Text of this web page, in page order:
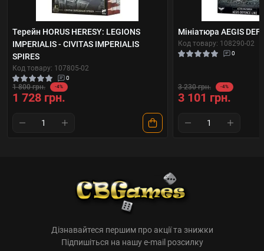
Терейн HORUS HERESY: LEGIONS
IMPERIALIS - CIVITAS IMPERIALIS
SPIRES
Код товару: 107805-02
0
1 800 грн. -4%
1 728 грн.
Мініатюра AEGIS
Код товару: 108290-02
0
3 230 грн. -4%
3 101 грн.
Дізнавайтеся першим про акції та знижки
Підпишіться на нашу e-mail розсилку